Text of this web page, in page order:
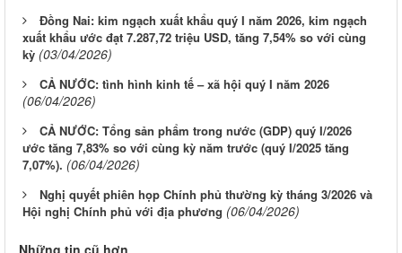
Đồng Nai: kim ngạch xuất khẩu quý I năm 2026, kim ngạch
xuất khẩu ước đạt 7.287,72 triệu USD, tăng 7,54% so với cùng
kỳ (03/04/2026)
CẢ NƯỚC: tình hình kinh tế – xã hội quý I năm 2026
(06/04/2026)
CẢ NƯỚC: Tổng sản phẩm trong nước (GDP) quý I/2026
ước tăng 7,83% so với cùng kỳ năm trước (quý I/2025 tăng
7,07%). (06/04/2026)
Nghị quyết phiên họp Chính phủ thường kỳ tháng 3/2026 và
Hội nghị Chính phủ với địa phương (06/04/2026)
Những tin cũ hơn